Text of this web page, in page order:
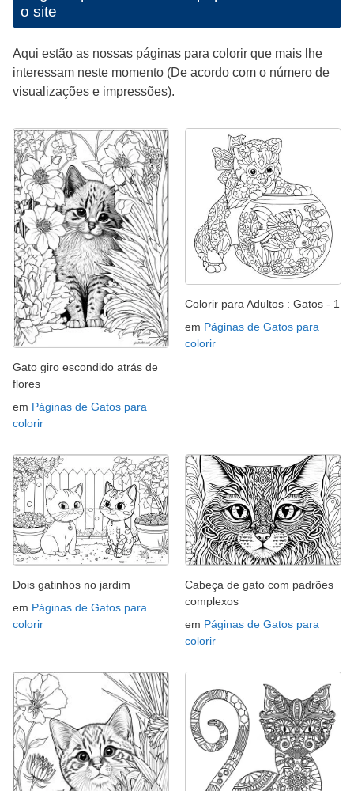
o site
Aqui estão as nossas páginas para colorir que mais lhe
interessam neste momento (De acordo com o número de
visualizações e impressões).
Gato giro escondido atrás de
flores
em Páginas de Gatos para
colorir
Colorir para Adultos : Gatos - 1
em Páginas de Gatos para
colorir
Dois gatinhos no jardim
em Páginas de Gatos para
colorir
Cabeça de gato com padrões
complexos
em Páginas de Gatos para
colorir